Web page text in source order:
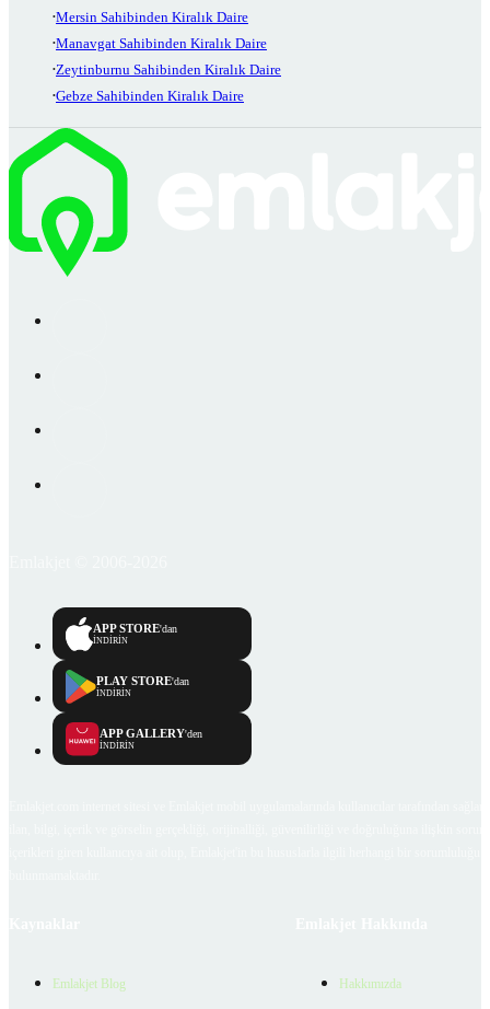
Mersin Sahibinden Kiralık Daire
Manavgat Sahibinden Kiralık Daire
Zeytinburnu Sahibinden Kiralık Daire
Gebze Sahibinden Kiralık Daire
APP STORE'dan
İNDİRİN
PLAY STORE'dan
İNDİRİN
APP GALLERY'den
İNDİRİN
Emlakjet Blog Hakkımızda